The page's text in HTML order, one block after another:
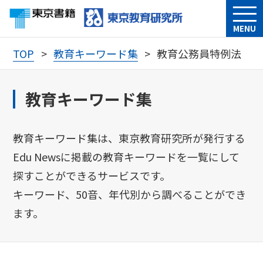
MENU
TOP 教育キーワード集 教育公務員特例法
教育キーワード集
教育キーワード集は、東京教育研究所が発行する
Edu Newsに掲載の教育キーワードを一覧にして
探すことができるサービスです。
キーワード、50音、年代別から調べることができ
ます。